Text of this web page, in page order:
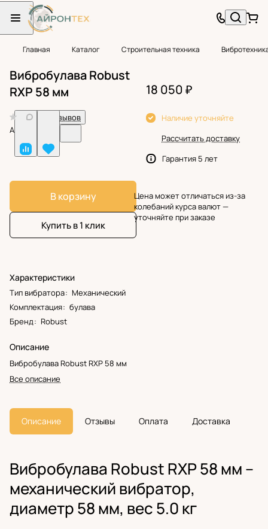
Главная Каталог Строительная техника
Вибробулава Robust
RXP 58 мм
Нет отзывов
Арт.
В корзину
Купить в 1 клик
Характеристики
Тип вибратора: Механический
Комплектация: булава
Бренд: Robust
Описание
Вибробулава Robust RXP 58 мм
Все описание
18 050 ₽
Наличие уточняйте
Рассчитать доставку
Гарантия 5 лет
Цена может отличаться из-за
колебаний курса валют —
уточняйте при заказе
Описание Отзывы Оплата Доставка
Вибробулава Robust RXP 58 мм –
механический вибратор,
диаметр 58 мм, вес 5.0 кг